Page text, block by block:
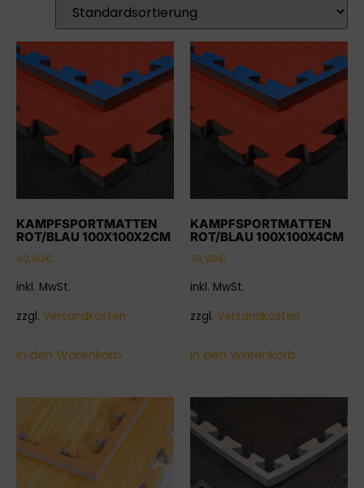
KAMPFSPORTMATTEN
ROT/BLAU 100X100X2CM
40,90€
inkl. MwSt.
zzgl. Versandkosten
In den Warenkorb
KAMPFSPORTMATTEN
ROT/BLAU 100X100X4CM
74,90€
inkl. MwSt.
zzgl. Versandkosten
In den Warenkorb